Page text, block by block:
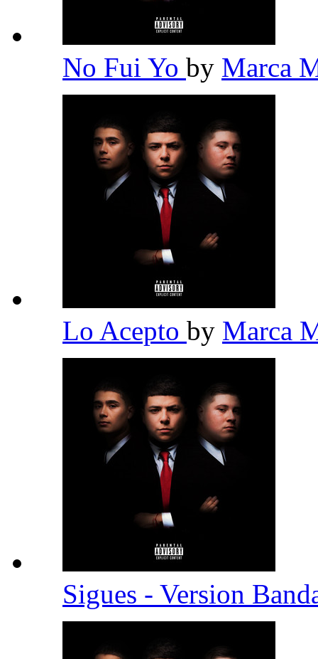
No Fui Yo by Marca
Lo Acepto by Marca
Sigues - Version